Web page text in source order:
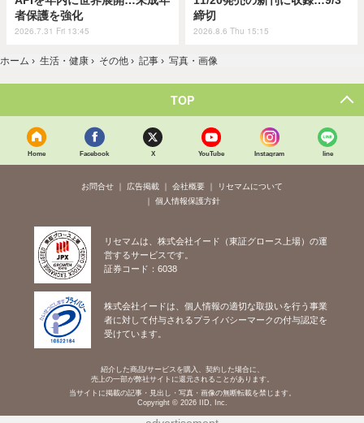
者保護を強化
2026.7.31 Fri 13:45
締切
2026.8.6 Thu 15:15
ホーム › 生活・健康 › その他 › 記事 › 写真・画像
TOP
Home Facebook X YouTube Instagram line
お問合せ 広告掲載 会社概要
リセマムについて
個人情報保護方針
リセマムは、株式会社イード（東証グロース上場）の運
営するサービスです。
証券コード：6038
株式会社イードは、個人情報の適切な取扱いを行う事業
者に対して付与されるプライバシーマークの付与認定を
受けています。
紹介した商品/サービスを購入、契約した場合に、
売上の一部が弊社サイトに還元されることがあります。
当サイトに掲載の記事・見出し・写真・画像の無断転載を禁じます。
Copyright © 2026 IID, Inc.